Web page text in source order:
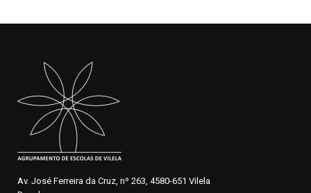
Av. José Ferreira da Cruz, nº 263, 4580-651 Vilela